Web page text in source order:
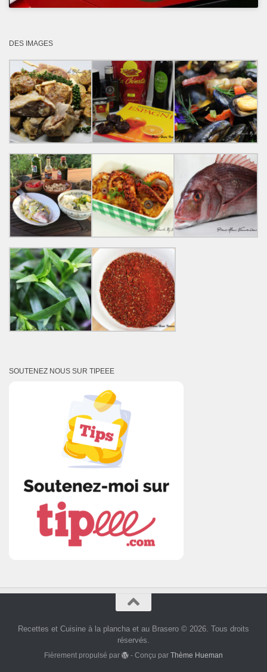
DES IMAGES
SOUTENEZ NOUS SUR TIPEEE
Recettes et Cuisine à la plancha et au Brasero © 2026. Tous droits
réservés.
Fièrement propulsé par - Conçu par Thème Hueman